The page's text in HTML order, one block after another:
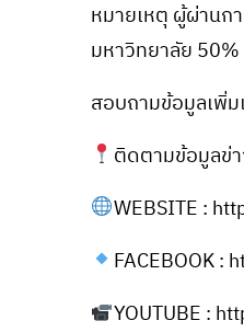
หมายเหตุ ผู้ผ่านก
มหาวิทยาลัย 50%
สอบถามข้อมูลเพิ่ม
ติดตามข้อมูลข่า
WEBSITE :
FACEBOOK :
YOUTUBE :